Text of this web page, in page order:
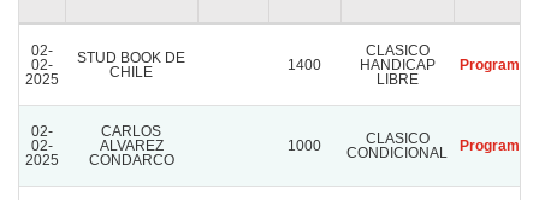
02-
02-
2025
STUD BOOK DE
CHILE
1400
CLASICO
HANDICAP
LIBRE
Program
02-
02-
2025
CARLOS
ALVAREZ
CONDARCO
1000
CLASICO
CONDICIONAL
Program